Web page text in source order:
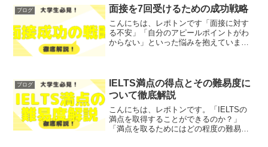
英会話学習におすすめのオンラインプラ
ットフォームを、わかりや...
ブログ 面接を7回受けるための成功戦略
こんにちは、レポトンです「面接に対す
る不安」「自分のアピールポイントがわ
からない」といった悩みを抱えていませ
おすすめ！面接に不安を...
ブログ
IELTS満点の得点とその難易度に
ついて徹底解説
こんにちは、レポトンです。「IELTSの
満点を取得することができるのか？」
「満点を取るためにはどの程度の難易度